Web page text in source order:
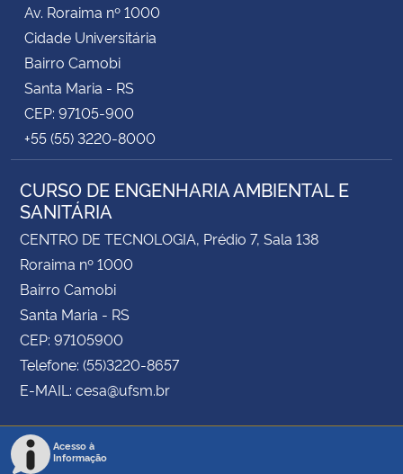
Av. Roraima nº 1000
Cidade Universitária
Bairro Camobi
Santa Maria - RS
CEP: 97105-900
+55 (55) 3220-8000
CURSO DE ENGENHARIA AMBIENTAL E
SANITÁRIA
CENTRO DE TECNOLOGIA, Prédio 7, Sala 138
Roraima nº 1000
Bairro Camobi
Santa Maria - RS
CEP: 97105900
Telefone: (55)3220-8657
E-MAIL: cesa@ufsm.br
Acesso à
Informação